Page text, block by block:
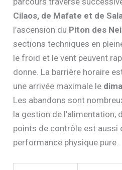
Cilaos, de Mafate et de
l’ascension du Piton des
sections techniques en
le froid et le vent peuvent
donne. La barrière horaire
une arrivée maximale le
Les abandons sont
la gestion de l’alimentation,
points de contrôle est aussi
performance physique pure.